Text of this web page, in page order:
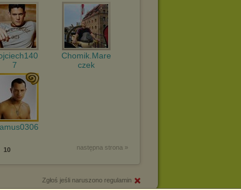
7
Chomik.Mare
czek
następna strona »
10
Zgłoś jeśli naruszono regulamin